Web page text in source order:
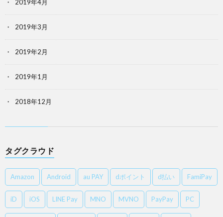
2019年4月
2019年3月
2019年2月
2019年1月
2018年12月
タグクラウド
Amazon Android au PAY dポイント d払い FamiPay
iD iOS LINE Pay MNO MVNO PayPay PC